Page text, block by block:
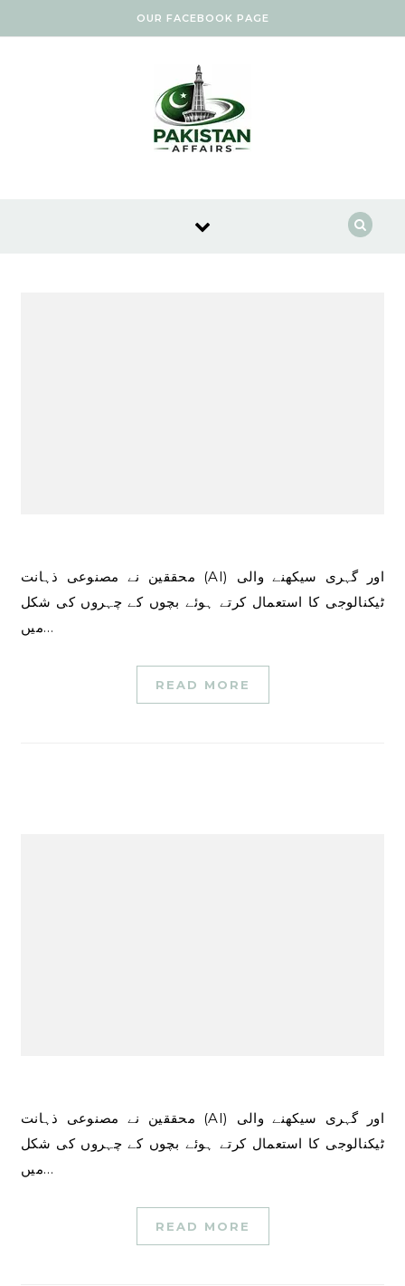
OUR FACEBOOK PAGE
محققین نے مصنوعی ذہانت (AI) اور گہری سیکھنے والی
ٹیکنالوجی کا استعمال کرتے ہوئے بچوں کے چہروں کی شکل
میں…
READ MORE
محققین نے مصنوعی ذہانت (AI) اور گہری سیکھنے والی
ٹیکنالوجی کا استعمال کرتے ہوئے بچوں کے چہروں کی شکل
میں…
READ MORE